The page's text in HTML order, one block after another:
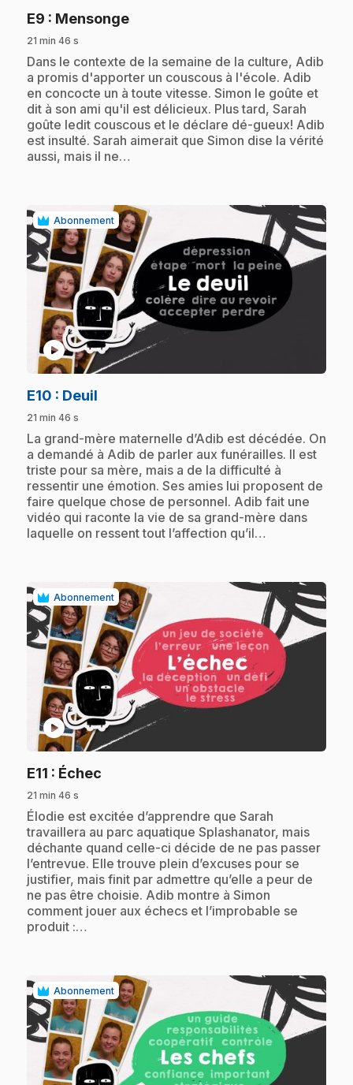
E9 : Mensonge.
21 min 46 s
.Dans le contexte de la semaine de la culture, Adib
a promis d'apporter un couscous à l'école. Adib
en concocte un à toute vitesse. Simon le goûte et
dit à son ami qu'il est délicieux. Plus tard, Sarah
goûte ledit couscous et le déclare dé-gueux! Adib
est insulté. Sarah aimerait que Simon dise la vérité
aussi, mais il ne…
Abonnement
play_circle
E10 : Deuil
21 min 46 s
.La grand-mère maternelle d’Adib est décédée. On
a demandé à Adib de parler aux funérailles. Il est
triste pour sa mère, mais a de la difficulté à
ressentir une émotion. Ses amies lui proposent de
faire quelque chose de personnel. Adib fait une
vidéo qui raconte la vie de sa grand-mère dans
laquelle on ressent tout l’affection qu’il…
Abonnement
play_circle
E11 : Échec
21 min 46 s
.Élodie est excitée d’apprendre que Sarah
travaillera au parc aquatique Splashanator, mais
déchante quand celle-ci décide de ne pas passer
l’entrevue. Elle trouve plein d’excuses pour se
justifier, mais finit par admettre qu’elle a peur de
ne pas être choisie. Adib montre à Simon
comment jouer aux échecs et l’improbable se
produit :…
Abonnement